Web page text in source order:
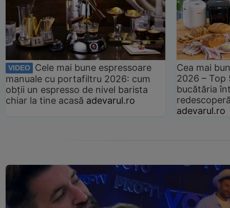
VIDEO
Cele mai bune espressoare
manuale cu portafiltru 2026: cum
obții un espresso de nivel barista
chiar la tine acasă adevarul.ro
Cea mai
2026 –
bucătăria
adevarul.ro